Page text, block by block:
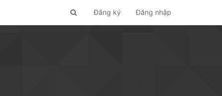
Đăng ký Đăng nhập